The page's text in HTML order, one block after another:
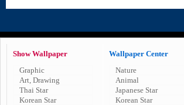
Show Wallpaper
Graphic
Art, Drawing
Thai Star
Korean Star
Wallpaper Center
Nature
Animal
Japanese Star
Korean Star